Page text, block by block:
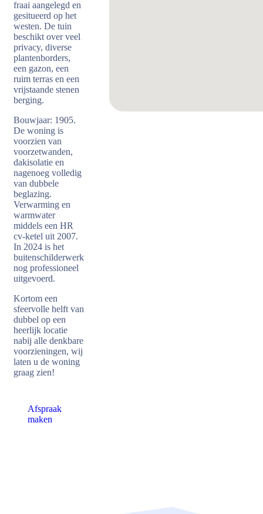
fraai aangelegd en
gesitueerd op het
westen. De tuin
beschikt over veel
privacy, diverse
plantenborders,
een gazon, een
ruim terras en een
vrijstaande stenen
berging.
Bouwjaar: 1905.
De woning is
voorzien van
voorzetwanden,
dakisolatie en
nagenoeg volledig
van dubbele
beglazing.
Verwarming en
warmwater
middels een HR
cv-ketel uit 2007.
In 2024 is het
buitenschilderwerk
nog professioneel
uitgevoerd.
Kortom een
sfeervolle helft van
dubbel op een
heerlijk locatie
nabij alle denkbare
voorzieningen, wij
laten u de woning
graag zien!
Afspraak
maken